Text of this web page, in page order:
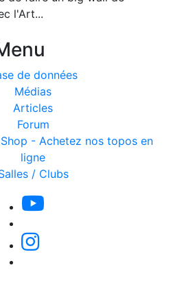
l'Art...
de données
Médias
Articles
Forum
- Achetez nos topos en
ligne
/ Clubs